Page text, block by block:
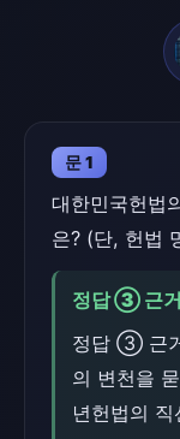
문 1
대한민국헌법
은? (단, 헌법
정답 ③ 근거
정답 ③ 근
의 변천을
년헌법의